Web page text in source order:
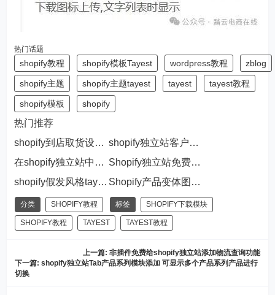
热门话题
shopify教程 shopify模板Tayest wordpress教程 zblog
shopify主题 shopify主题tayest tayest tayest教程
shopify模板 shopify
热门推荐
shopify到店取货设置 和出现没有可取货地点情况解决办法
shopify独立站客户评论集合轮播模块添加
在shopify独立站中添加倒计时海报 促进用户购买
Shopify独立站免费开启PayPal 储蓄卡/信用卡支付 收款不再难
shopify假发风格tayesthair
Shopify产品变体图片组功能开启和设置方法
分类 SHOPIFY教程 标签 SHOPIFY下载模块
SHOPIFY教程 TAYEST TAYEST教程
上一篇:非插件免费给shopify独立站添加物流查询功能
下一篇: shopify独立站Tab产品系列模块添加 可显示多个产品系列产品进行
切换